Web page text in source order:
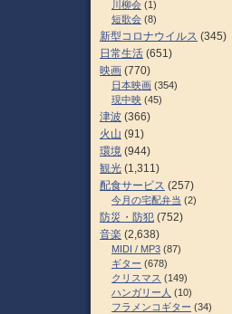
川柳会 (1)
短歌会 (8)
新型コロナウイルス (345)
日常生活 (651)
映画 (770)
日本映画 (354)
現中映 (45)
津波 (366)
火山 (91)
環境 (944)
観光 (1,311)
配食サービス (257)
今月の宅配弁当 (2)
防災・防犯 (752)
音楽 (2,638)
MIDI / MP3 (87)
ギター (678)
クリスマス (149)
ハンガリー人 (10)
フラメンコギター (34)